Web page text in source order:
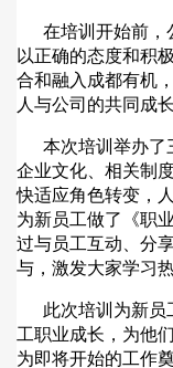
在培训开始前，
以正确的态度和积
合和融入成都有机
人与公司的共同成
本次培训举办了
企业文化、相关制
快适应角色转变，
为新员工做了《职
过与员工互动、分
与，激发大家学习
此次培训为新员
工职业成长，为他
为即将开始的工作